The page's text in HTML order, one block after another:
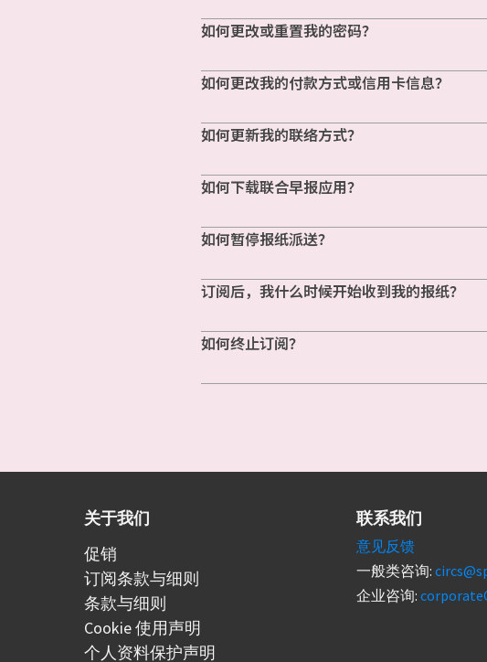
如何更改或重置我的密码？
如何更改我的付款方式或信用卡信息？
如何更新我的联络方式？
如何下载联合早报应用？
如何暂停报纸派送？
订阅后，我什么时候开始收到我的报纸？
如何终止订阅？
关于我们
促销
订阅条款与细则
条款与细则
Cookie 使用声明
个人资料保护声明
联系我们
意见反馈
一般类咨询:
企业咨询: